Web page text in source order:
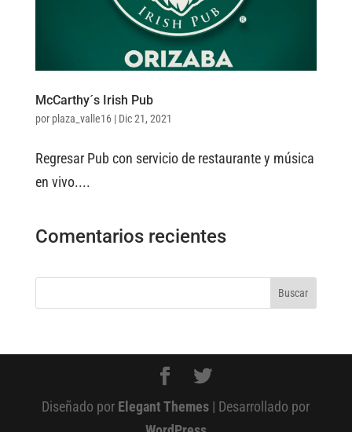
McCarthy´s Irish Pub
por plaza_valle16| Dic 21, 2021
Regresar Pub con servicio de restaurante y música
en vivo....
Comentarios recientes
Diseñado por Elegant Themes | Desarrollado por